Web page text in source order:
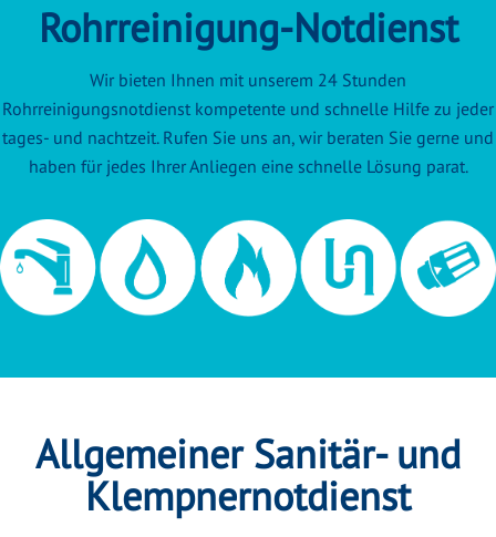
Rohrreinigung-Notdienst
Wir bieten Ihnen mit unserem 24 Stunden
Rohrreinigungsnotdienst kompetente und schnelle Hilfe zu jeder
tages- und nachtzeit. Rufen Sie uns an, wir beraten Sie gerne und
haben für jedes Ihrer Anliegen eine schnelle Lösung parat.
Allgemeiner Sanitär- und
Klempnernotdienst